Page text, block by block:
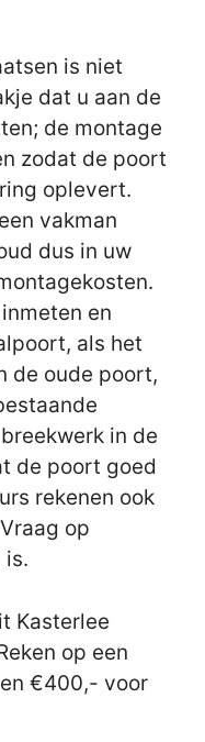
is niet
dat u aan de
de montage
zodat de poort
oplevert.
vakman
dus in uw
en
als het
de oude poort,
in de
de poort goed
rekenen ook
op
is.
Kasterlee
op een
€400,- voor